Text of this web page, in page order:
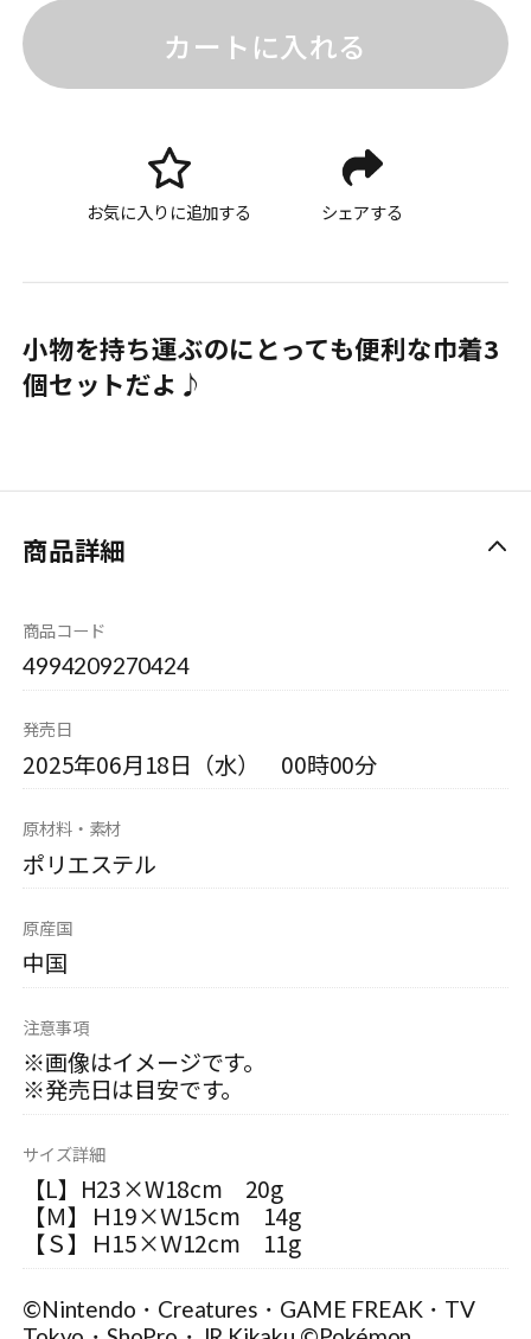
カートに入れる
お気に入りに追加する シェアする
小物を持ち運ぶのにとっても便利な巾着3
個セットだよ♪
商品詳細
商品コード
4994209270424
発売日
2025年06月18日（水） 00時00分
原材料・素材
ポリエステル
原産国
中国
注意事項
※画像はイメージです。
※発売日は目安です。
サイズ詳細
【L】H23×W18cm 20g
【Ｍ】Ｈ19×Ｗ15cm 14g
【Ｓ】Ｈ15×Ｗ12cm 11g
©Nintendo・Creatures・GAME FREAK・TV